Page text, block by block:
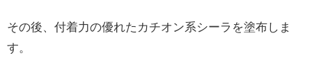
その後、付着力の優れたカチオン系シーラを塗布しま
す。